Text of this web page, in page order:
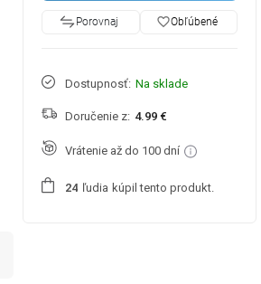
Porovnaj favorite_borderObľúbené
Dostupnosť: Na sklade
Doručenie z: 4.99 €
Vrátenie až do 100 dní
24 ľudia kúpil tento produkt.